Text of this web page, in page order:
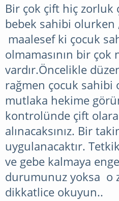
Bir çok çift hiç zorluk
bebek sahibi olurken
maalesef ki çocuk
olmamasının bir çok
vardır.Öncelikle
rağmen çocuk sahibi
mutlaka hekime
kontrolünde çift
alınacaksınız. Bir
uygulanacaktır.
ve gebe kalmaya
durumunuz yoksa o
dikkatlice okuyun..